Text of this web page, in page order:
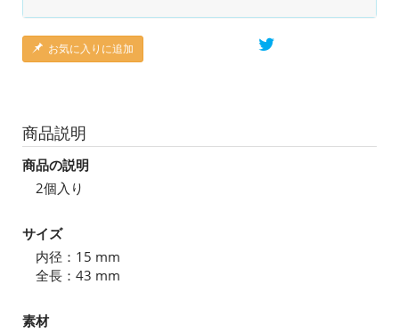
お気に入りに追加
商品説明
商品の説明
2個入り
サイズ
内径：15 mm
全長：43 mm
素材